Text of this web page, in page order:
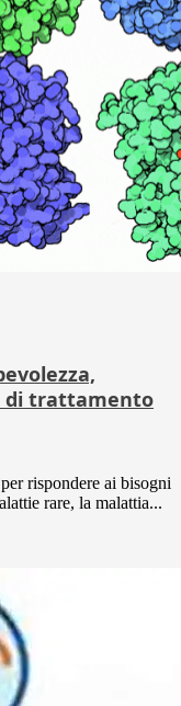
di trattamento
rispondere ai bisogni
rare, la malattia...